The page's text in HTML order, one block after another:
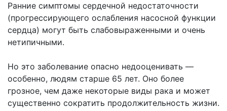
Ранние симптомы сердечной недостаточности
(прогрессирующего ослабления насосной функции
сердца) могут быть слабовыраженными и очень
нетипичными.
Но это заболевание опасно недооценивать —
особенно, людям старше 65 лет. Оно более
грозное, чем даже некоторые виды рака и может
существенно сократить продолжительность жизни.